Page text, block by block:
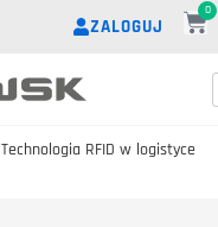
ZALOGUJ
0
Technologia RFID w logistyce